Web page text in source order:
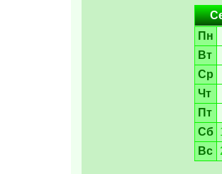
Пн
Вт
Ср
Чт
Пт
Сб
Вс